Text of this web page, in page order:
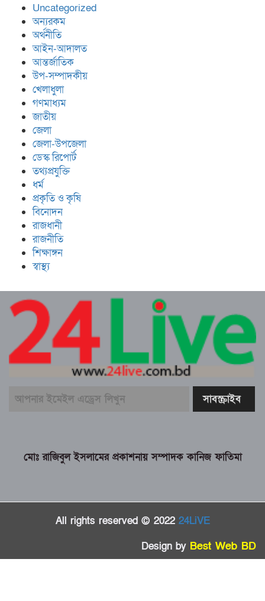
Uncategorized
অন্যরকম
অর্থনীতি
আইন-আদালত
আন্তর্জাতিক
উপ-সম্পাদকীয়
খেলাধুলা
গণমাধ্যম
জাতীয়
জেলা
জেলা-উপজেলা
ডেস্ক রিপোর্ট
তথ্যপ্রযুক্তি
ধর্ম
প্রকৃতি ও কৃষি
বিনোদন
রাজধানী
রাজনীতি
শিক্ষাঙ্গন
স্বাস্থ্য
মোঃ রাজিবুল ইসলামের প্রকাশনায় সম্পাদক কানিজ ফাতিমা
All rights reserved © 2022 24LiVE
Design by Best Web BD